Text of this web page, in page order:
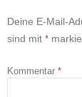
Deine E-Mail-
sind mit *
Kommentar *